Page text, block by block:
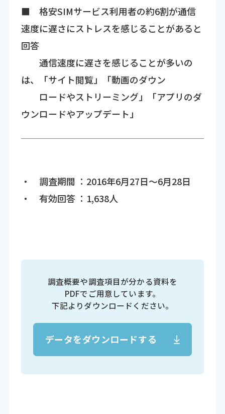
■ 格安SIMサービス利用者の約6割が通信
速度に遅さにストレスを感じることがあると
回答
通信速度に遅さを感じることが多いの
は、「サイト閲覧」「動画のダウン
ロードやストリーミング」「アプリのダ
ウンロードやアップデート」
・ 調査期間 ：2016年6月27日～6月28日
・ 有効回答 ：1,638人
調査概要や調査項目が分かる資料を
PDFでご用意しています。
下記よりダウンロードください。
データをダウンロードする